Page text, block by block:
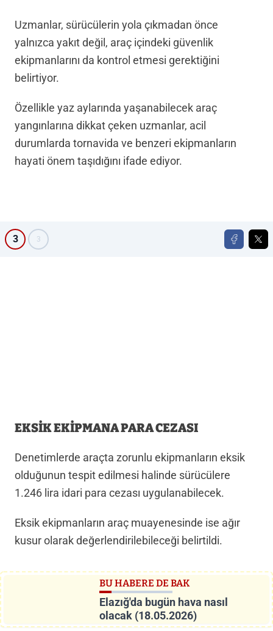
Uzmanlar, sürücülerin yola çıkmadan önce
yalnızca yakıt değil, araç içindeki güvenlik
ekipmanlarını da kontrol etmesi gerektiğini
belirtiyor.
Özellikle yaz aylarında yaşanabilecek araç
yangınlarına dikkat çeken uzmanlar, acil
durumlarda tornavida ve benzeri ekipmanların
hayati önem taşıdığını ifade ediyor.
3 3
EKSİK EKİPMANA PARA CEZASI
Denetimlerde araçta zorunlu ekipmanların eksik
olduğunun tespit edilmesi halinde sürücülere
1.246 lira idari para cezası uygulanabilecek.
Eksik ekipmanların araç muayenesinde ise ağır
kusur olarak değerlendirilebileceği belirtildi.
BU HABERE DE BAK
Elazığ'da bugün hava nasıl
olacak (18.05.2026)